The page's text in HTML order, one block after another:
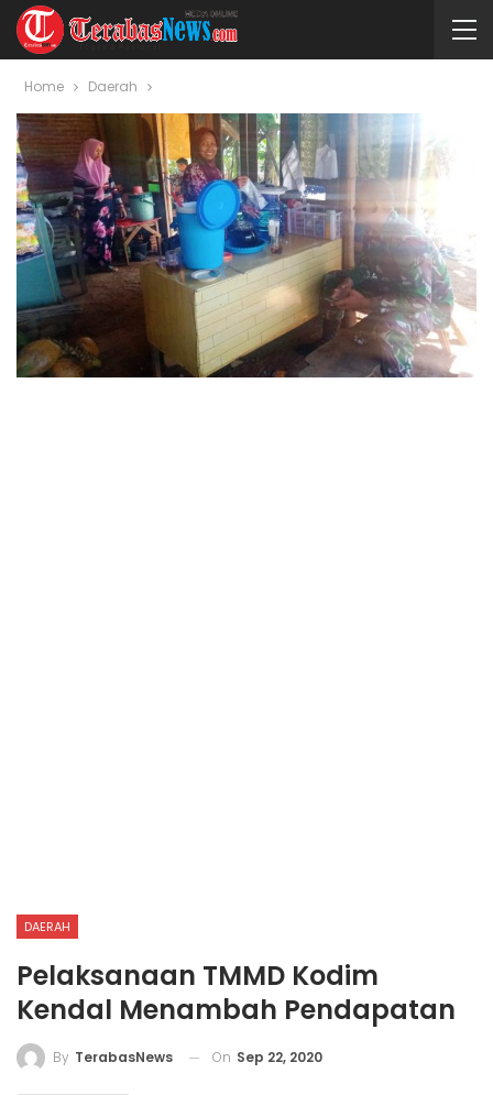
Home Daerah
DAERAH
Pelaksanaan TMMD Kodim
Kendal Menambah Pendapatan
By TerabasNews On Sep 22, 2020